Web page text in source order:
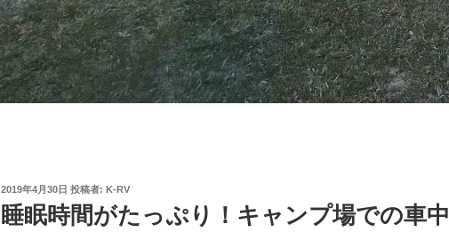
投
稿
日:
2019年4月30日 投稿者: K-RV
睡眠時間がたっぷり！キャンプ場での車中